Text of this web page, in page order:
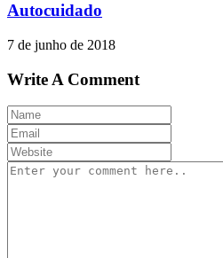
Autocuidado
7 de junho de 2018
Write A Comment